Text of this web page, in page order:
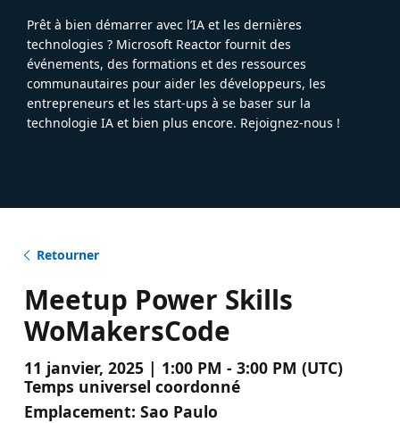
Prêt à bien démarrer avec l’IA et les dernières
technologies ? Microsoft Reactor fournit des
événements, des formations et des ressources
communautaires pour aider les développeurs, les
entrepreneurs et les start-ups à se baser sur la
technologie IA et bien plus encore. Rejoignez-nous !
Retourner
Meetup Power Skills
WoMakersCode
11 janvier, 2025 | 1:00 PM - 3:00 PM (UTC)
Temps universel coordonné
Emplacement: Sao Paulo